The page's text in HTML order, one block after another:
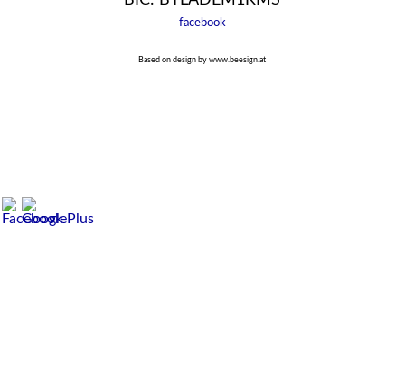
facebook
Based on design by www.beesign.at